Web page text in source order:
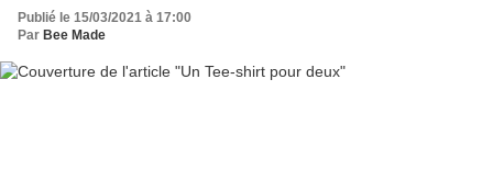
Publié le 15/03/2021 à 17:00
Par Bee Made